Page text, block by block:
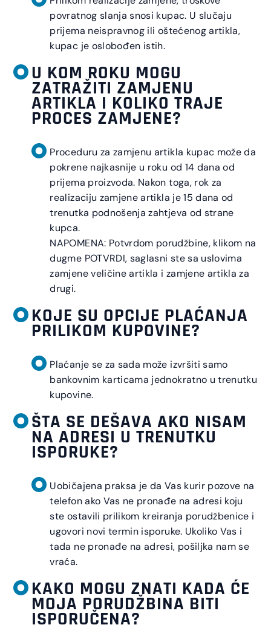
povratnog slanja snosi kupac. U slučaju
prijema neispravnog ili oštećenog artikla,
kupac je oslobođen istih.
U KOM ROKU MOGU
ZATRAŽITI ZAMJENU
ARTIKLA I KOLIKO TRAJE
PROCES ZAMJENE?
Proceduru za zamjenu artikla kupac može da
pokrene najkasnije u roku od 14 dana od
prijema proizvoda. Nakon toga, rok za
realizaciju zamjene artikla je 15 dana od
trenutka podnošenja zahtjeva od strane
kupca.
NAPOMENA: Potvrdom porudžbine, klikom na
dugme POTVRDI, saglasni ste sa uslovima
zamjene veličine artikla i zamjene artikla za
drugi.
KOJE SU OPCIJE PLAĆANJA
PRILIKOM KUPOVINE?
Plaćanje se za sada može izvršiti samo
bankovnim karticama jednokratno u trenutku
kupovine.
ŠTA SE DEŠAVA AKO NISAM
NA ADRESI U TRENUTKU
ISPORUKE?
Uobičajena praksa je da Vas kurir pozove na
telefon ako Vas ne pronađe na adresi koju
ste ostavili prilikom kreiranja porudžbenice i
ugovori novi termin isporuke. Ukoliko Vas i
tada ne pronađe na adresi, pošiljka nam se
vraća.
KAKO MOGU ZNATI KADA ĆE
MOJA PORUDŽBINA BITI
ISPORUČENA?